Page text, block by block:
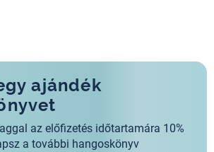
ajándék
az előfizetés időtartamára 10%
a további hangoskönyv